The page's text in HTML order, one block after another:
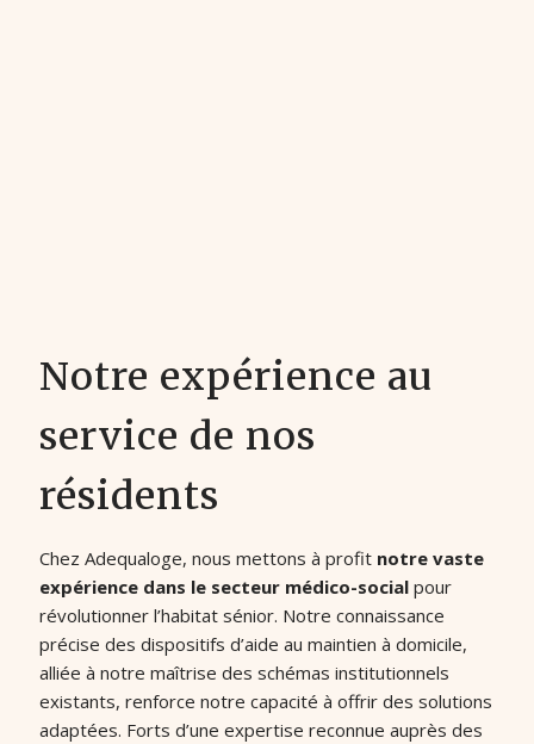
Notre expérience au
service de nos
résidents
Chez Adequaloge, nous mettons à profit notre vaste
expérience dans le secteur médico-social pour
révolutionner l’habitat sénior. Notre connaissance
précise des dispositifs d’aide au maintien à domicile,
alliée à notre maîtrise des schémas institutionnels
existants, renforce notre capacité à offrir des solutions
adaptées. Forts d’une expertise reconnue auprès des